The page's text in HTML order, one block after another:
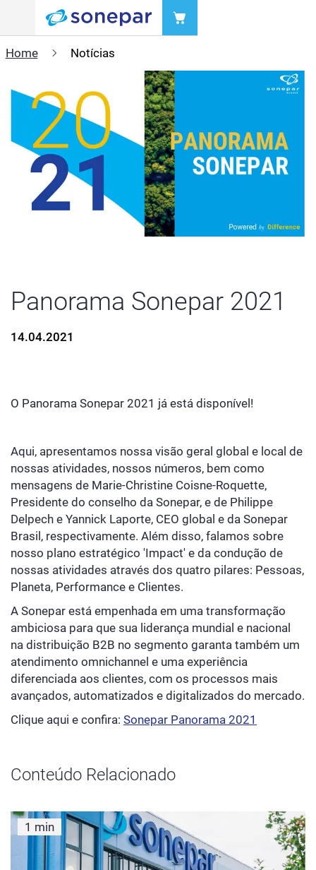
Home
Notícias
Panorama Sonepar 2021
14.04.2021
O Panorama Sonepar 2021 já está disponível!
Aqui, apresentamos nossa visão geral global e local de
nossas atividades, nossos números, bem como
mensagens de Marie-Christine Coisne-Roquette,
Presidente do conselho da Sonepar, e de Philippe
Delpech e Yannick Laporte, CEO global e da Sonepar
Brasil, respectivamente. Além disso, falamos sobre
nosso plano estratégico 'Impact' e da condução de
nossas atividades através dos quatro pilares: Pessoas,
Planeta, Performance e Clientes.
A Sonepar está empenhada em uma transformação
ambiciosa para que sua liderança mundial e nacional
na distribuição B2B no segmento garanta também um
atendimento omnichannel e uma experiência
diferenciada aos clientes, com os processos mais
avançados, automatizados e digitalizados do mercado.
Clique aqui e confira: Sonepar Panorama 2021
Conteúdo Relacionado
1 min